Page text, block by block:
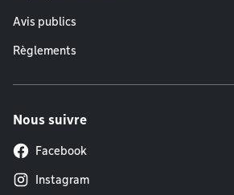
Avis publics
Règlements
Nous suivre
Facebook
Instagram